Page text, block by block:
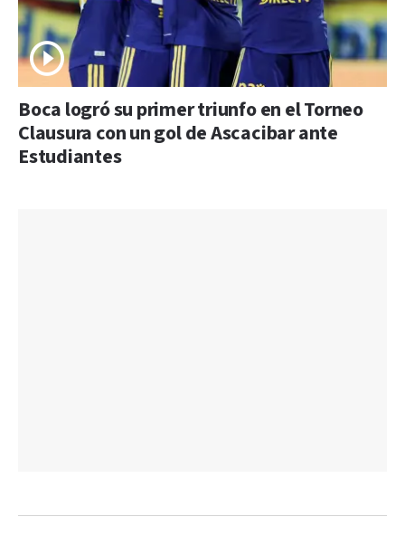
Boca logró su primer triunfo en el Torneo
Clausura con un gol de Ascacibar ante
Estudiantes